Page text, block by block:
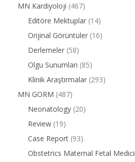
MN Kardiyoloji (467)
Editöre Mektuplar (14)
Orijinal Görüntüler (16)
Derlemeler (58)
Olgu Sunumları (85)
Klinik Araştırmalar (293)
MN GORM (487)
Neonatology (20)
Review (19)
Case Report (93)
Obstetrics Maternal Fetal